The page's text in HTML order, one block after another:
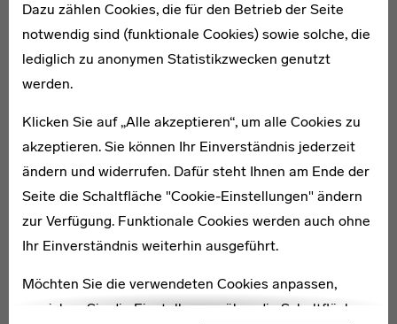
Dazu zählen Cookies, die für den Betrieb der Seite
notwendig sind (funktionale Cookies) sowie solche, die
lediglich zu anonymen Statistikzwecken genutzt
werden.
Klicken Sie auf „Alle akzeptieren“, um alle Cookies zu
akzeptieren. Sie können Ihr Einverständnis jederzeit
ändern und widerrufen. Dafür steht Ihnen am Ende der
Seite die Schaltfläche "Cookie-Einstellungen" ändern
zur Verfügung. Funktionale Cookies werden auch ohne
Ihr Einverständnis weiterhin ausgeführt.
Möchten Sie die verwendeten Cookies anpassen,
erreichen Sie die Einstellungen über die Schaltfläche
Günter Conrad
Asta Hajek
* 1909